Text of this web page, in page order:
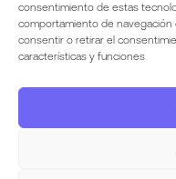
consentimiento de estas
comportamiento de navegación
consentir o retirar el
características y funciones.